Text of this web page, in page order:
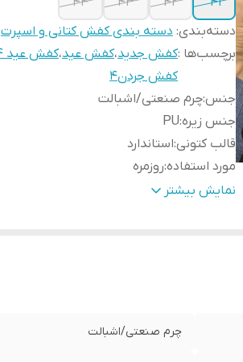
دسته‌بندی: دسته بندی کفش کتانی و اسپرت
برچسب‌ها :کفش جدید،کفش عید،کفش عید 1404
کفش جردن4
جنس:چرم صنعتی/اشبالت
جنس زیره:
PU
قالب کتونی:استاندارد
مورد استفاده:روزمره
کشور تولید کننده
نمایش بیشتر
چرم صنعتی/اشبالت